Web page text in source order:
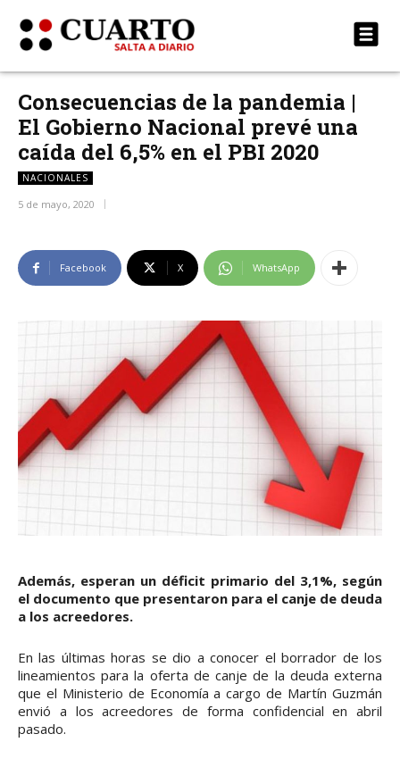
Consecuencias de la pandemia |
El Gobierno Nacional prevé una
caída del 6,5% en el PBI 2020
NACIONALES
5 de mayo, 2020
Facebook X WhatsApp
Además, esperan un déficit primario del 3,1%, según
el documento que presentaron para el canje de deuda
a los acreedores.
En las últimas horas se dio a conocer el borrador de los
lineamientos para la oferta de canje de la deuda externa
que el Ministerio de Economía a cargo de Martín Guzmán
envió a los acreedores de forma confidencial en abril
pasado.